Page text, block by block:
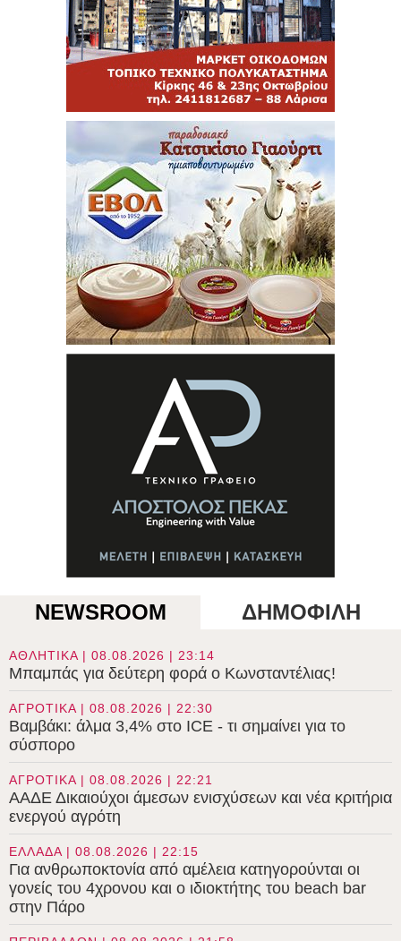
NEWSROOM ΔΗΜΟΦΙΛΗ
ΑΘΛΗΤΙΚΑ | 08.08.2026 | 23:14
Μπαμπάς για δεύτερη φορά ο Κωνσταντέλιας!
ΑΓΡΟΤΙΚΑ | 08.08.2026 | 22:30
Βαμβάκι: άλμα 3,4% στο ICE - τι σημαίνει για το
σύσπορο
ΑΓΡΟΤΙΚΑ | 08.08.2026 | 22:21
ΑΑΔΕ Δικαιούχοι άμεσων ενισχύσεων και νέα κριτήρια
ενεργού αγρότη
ΕΛΛΑΔΑ | 08.08.2026 | 22:15
Για ανθρωποκτονία από αμέλεια κατηγορούνται οι
γονείς του 4χρονου και ο ιδιοκτήτης του beach bar
στην Πάρο